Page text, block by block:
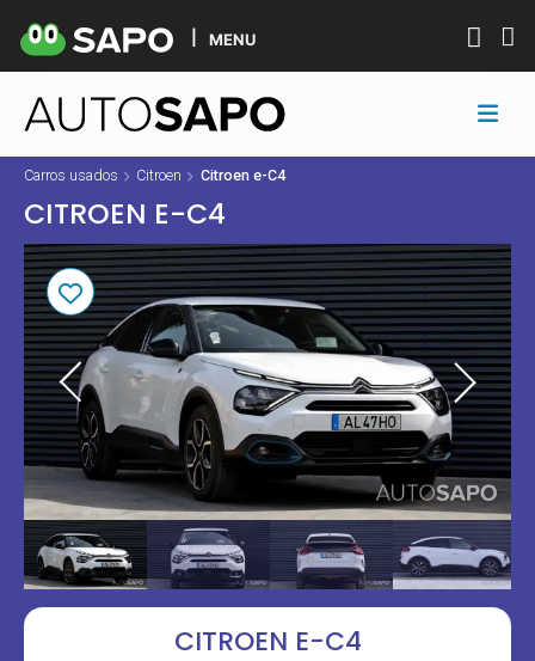
MENU
Carros usados Citroen Citroen e-C4
CITROEN E-C4
CITROEN E-C4